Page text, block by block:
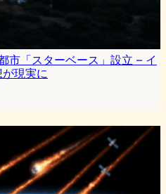
市「スターベース」設立 – イ
現実に